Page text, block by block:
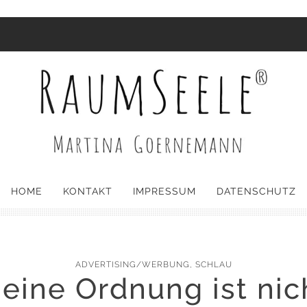
HOME KONTAKT IMPRESSUM DATENSCHUTZ
ADVERTISING/WERBUNG , SCHLAU
Ordnung ist